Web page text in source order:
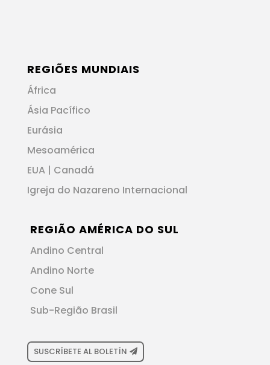
REGIÕES MUNDIAIS
África
Ásia Pacífico
Eurásia
Mesoamérica
EUA | Canadá
Igreja do Nazareno Internacional
REGIÃO AMÉRICA DO SUL
Andino Central
Andino Norte
Cone Sul
Sub-Região Brasil
SUSCRÍBETE AL BOLETÍN